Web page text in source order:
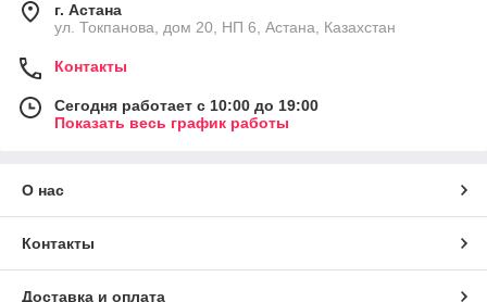
г. Астана
ул. Токпанова, дом 20, НП 6, Астана, Казахстан
Контакты
Сегодня работает с 10:00 до 19:00
Показать весь график работы
О нас
Контакты
Доставка и оплата